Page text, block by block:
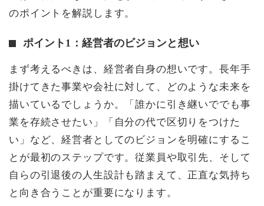
のポイントを解説します。
ポイント1：経営者のビジョンと想い
まず考えるべきは、経営者自身の想いです。長年手
掛けてきた事業や会社に対して、どのような未来を
描いているでしょうか。「誰かに引き継いででも事
業を存続させたい」「自分の代で区切りをつけた
い」など、経営者としてのビジョンを明確にするこ
とが最初のステップです。従業員や取引先、そして
自らの引退後の人生設計も踏まえて、正直な気持ち
と向き合うことが重要になります。